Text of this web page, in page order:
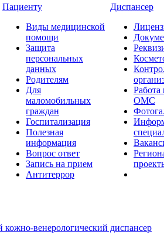
Пациенту
Виды медицинской
помощи
Защита
персональных
данных
Родителям
Для
маломобильных
граждан
Госпитализация
Полезная
информация
Вопрос ответ
Запись на прием
Антитеррор
Диспансер
Работа
ОМС